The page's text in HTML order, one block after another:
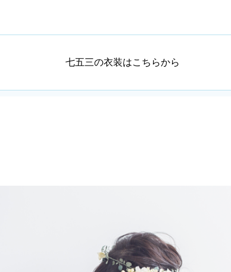
七五三の衣装はこちらから